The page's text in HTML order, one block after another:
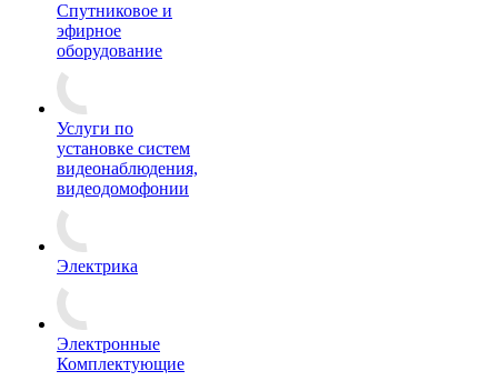
Спутниковое и
эфирное
оборудование
Услуги по
установке систем
видеонаблюдения,
видеодомофонии
Электрика
Электронные
Комплектующие